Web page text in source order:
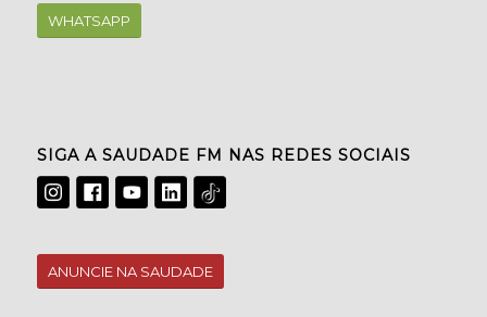
WHATSAPP
SIGA A SAUDADE FM NAS REDES SOCIAIS
ANUNCIE NA SAUDADE